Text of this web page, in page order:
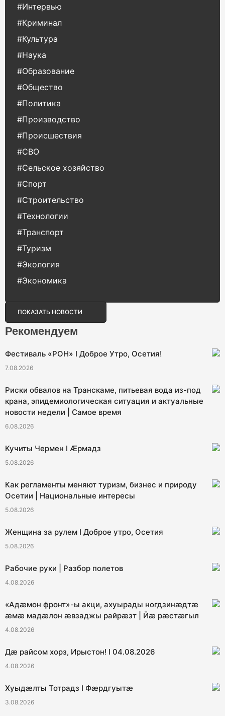
#Интервью
#Криминал
#Культура
#Наука
#Образование
#Общество
#Политика
#Производство
#Происшествия
#СВО
#Сельское хозяйство
#Спорт
#Строительство
#Технологии
#Транспорт
#Туризм
#Экология
#Экономика
ПОКАЗАТЬ НОВОСТИ
Рекомендуем
Фестиваль «РОН» I Доброе Утро, Осетия!
7.08.2026
Риски обвалов на Транскаме, питьевая вода из-под
крана, эпидемиологическая ситуация и актуальные
новости недели | Самое время
6.08.2026
Кучиты Чермен I Æрмадз
5.08.2026
Как регламенты меняют туризм, бизнес и природу
Осетии | Национальные интересы
5.08.2026
Женщина за рулем I Доброе утро, Осетия
5.08.2026
Рабочие руки | Разбор полетов
4.08.2026
«Адæмон фронт»-ы акци, ахуырады ногдзинæдтæ
æмæ мадæлон æвзаджы райрæзт | Йæ рæстæгыл
4.08.2026
Дæ райсом хорз, Ирыстон! I 04.08.2026
4.08.2026
Хуыдæлты Тотрадз I Фæрдгуытæ
3.08.2026